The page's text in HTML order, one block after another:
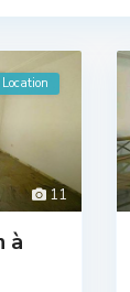
11
Location
à